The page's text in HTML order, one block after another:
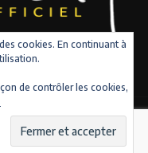
réservés
cookies. En continuant à
de contrôler les cookies,